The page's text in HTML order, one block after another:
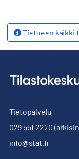
Tietueen kaikki
Tietopalvelu
029 551 2220
info@stat.fi